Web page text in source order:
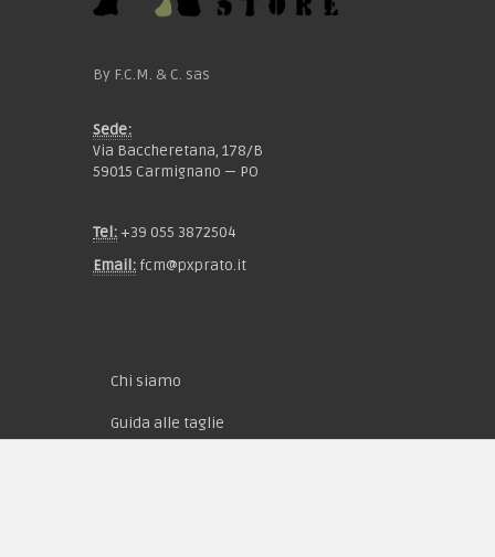
By F.C.M. & C. sas
Sede:
Via Baccheretana, 178/B
59015 Carmignano — PO
Tel: +39 055 3872504
Email: fcm@pxprato.it
Chi siamo
Guida alle taglie